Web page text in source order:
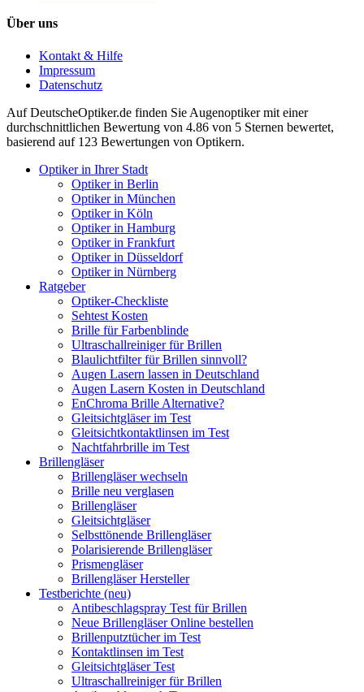
Über uns
Kontakt & Hilfe
Impressum
Datenschutz
AufDeutscheOptiker.de finden Sie Augenoptiker mit einer
durchschnittlichen Bewertung von 4.86 von 5 Sternen bewertet,
basierend auf 123 Bewertungen von Optikern.
Optiker in Ihrer Stadt
Optiker in Berlin
Optiker in München
Optiker in Köln
Optiker in Hamburg
Optiker in Frankfurt
Optiker in Düsseldorf
Optiker in Nürnberg
Ratgeber
Optiker-Checkliste
Sehtest Kosten
Brille für Farbenblinde
Ultraschallreiniger für Brillen
Blaulichtfilter für Brillen sinnvoll?
Augen Lasern lassen in Deutschland
Augen Lasern Kosten in Deutschland
EnChroma Brille Alternative?
Gleitsichtgläser im Test
Gleitsichtkontaktlinsen im Test
Nachtfahrbrille im Test
Brillengläser
Brillengläser wechseln
Brille neu verglasen
Brillengläser
Gleitsichtgläser
Selbsttönende Brillengläser
Polarisierende Brillengläser
Prismengläser
Brillengläser Hersteller
Testberichte (neu)
Antibeschlagspray Test für Brillen
Neue Brillengläser Online bestellen
Brillenputztücher im Test
Kontaktlinsen im Test
Gleitsichtgläser Test
Ultraschallreiniger für Brillen